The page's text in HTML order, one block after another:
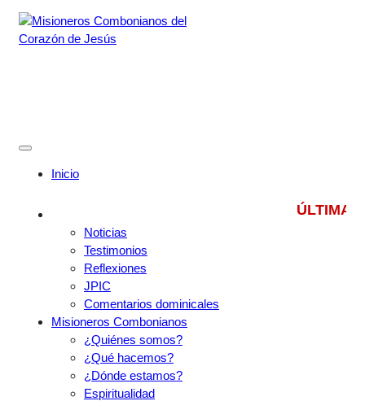
Skip
to
Inicio
ÚLTIMAS
Noticias
Testimonios
Reflexiones
JPIC
Comentarios dominicales
Misioneros Combonianos
¿Quiénes somos?
¿Qué hacemos?
¿Dónde estamos?
Espiritualidad